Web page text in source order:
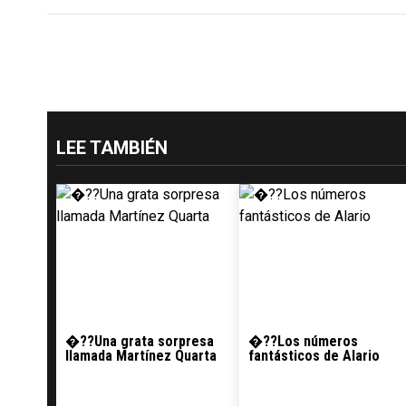
LEE TAMBIÉN
�??Una grata sorpresa
llamada Martínez Quarta
�??Los números
fantásticos de Alario